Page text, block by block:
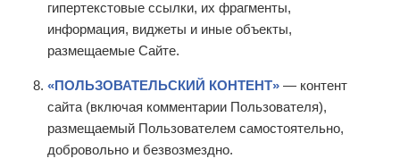
гипертекстовые ссылки, их фрагменты,
информация, виджеты и иные объекты,
размещаемые Сайте.
«ПОЛЬЗОВАТЕЛЬСКИЙ КОНТЕНТ» — контент
сайта (включая комментарии Пользователя),
размещаемый Пользователем самостоятельно,
добровольно и безвозмездно.